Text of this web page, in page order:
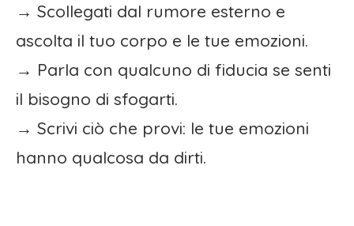
→ Scollegati dal rumore esterno e
ascolta il tuo corpo e le tue emozioni.
→ Parla con qualcuno di fiducia se senti
il bisogno di sfogarti.
→ Scrivi ciò che provi: le tue emozioni
hanno qualcosa da dirti.